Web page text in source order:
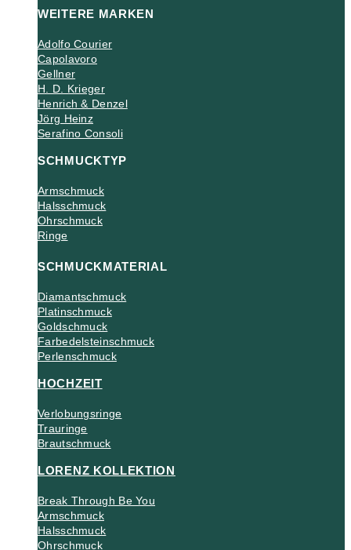
WEITERE MARKEN
Adolfo Courier
Capolavoro
Gellner
H. D. Krieger
Henrich & Denzel
Jörg Heinz
Serafino Consoli
SCHMUCKTYP
Armschmuck
Halsschmuck
Ohrschmuck
Ringe
SCHMUCKMATERIAL
Diamantschmuck
Platinschmuck
Goldschmuck
Farbedelsteinschmuck
Perlenschmuck
HOCHZEIT
Verlobungsringe
Trauringe
Brautschmuck
LORENZ KOLLEKTION
Break Through Be You
Armschmuck
Halsschmuck
Ohrschmuck